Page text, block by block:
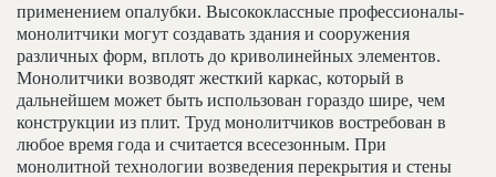
применением опалубки. Высококлассные профессионалы-
монолитчики могут создавать здания и сооружения
различных форм, вплоть до криволинейных элементов.
Монолитчики возводят жесткий каркас, который в
дальнейшем может быть использован гораздо шире, чем
конструкции из плит. Труд монолитчиков востребован в
любое время года и считается всесезонным. При
монолитной технологии возведения перекрытия и стены